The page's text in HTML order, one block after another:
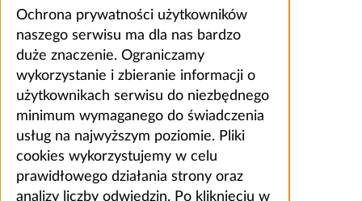
Ochrona prywatności użytkowników
naszego serwisu ma dla nas bardzo
duże znaczenie. Ograniczamy
wykorzystanie i zbieranie informacji o
użytkownikach serwisu do niezbędnego
minimum wymaganego do świadczenia
usług na najwyższym poziomie. Pliki
cookies wykorzystujemy w celu
prawidłowego działania strony oraz
analizy liczby odwiedzin. Po kliknięciu w